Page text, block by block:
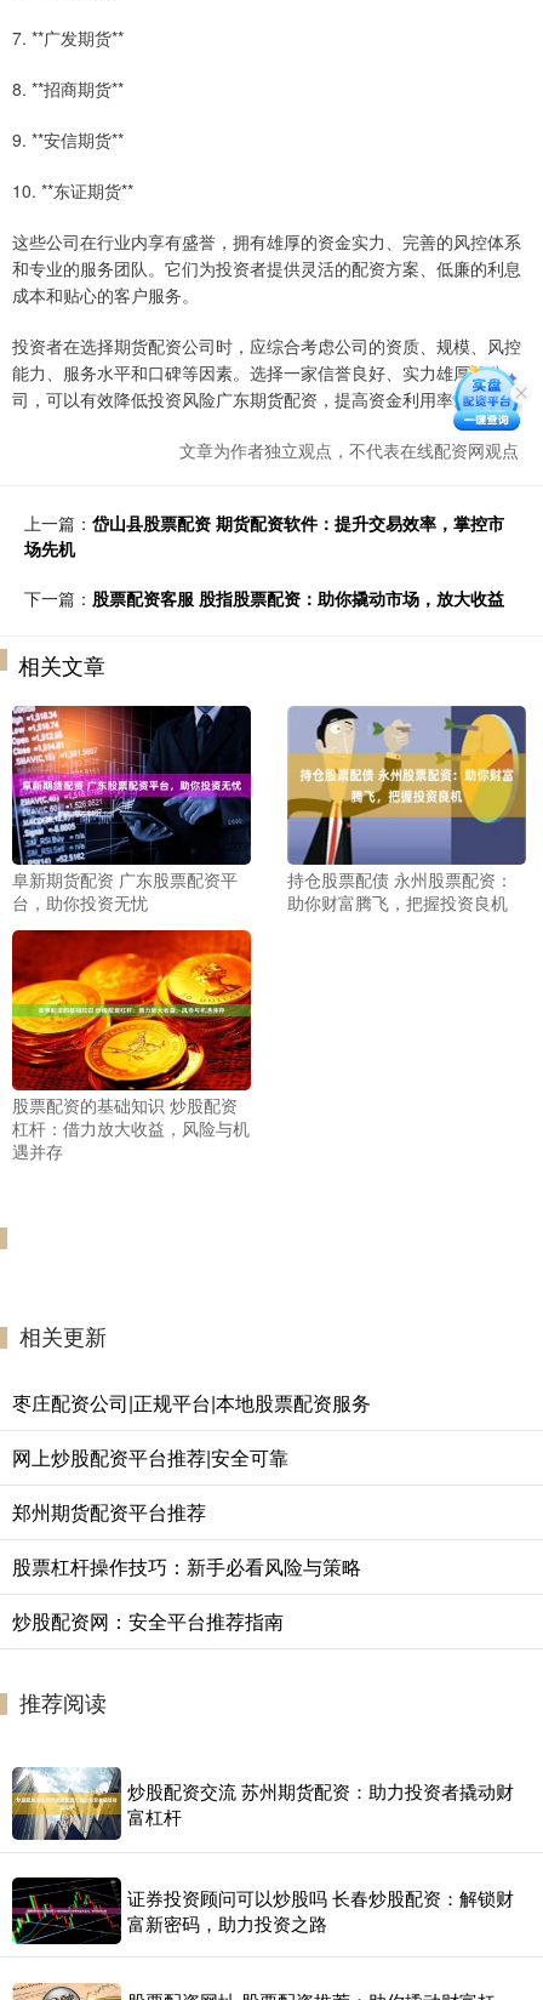
7. **广发期货**
8. **招商期货**
9. **安信期货**
10. **东证期货**
这些公司在行业内享有盛誉，拥有雄厚的资金实力、完善的风控体系
和专业的服务团队。它们为投资者提供灵活的配资方案、低廉的利息
成本和贴心的客户服务。
投资者在选择期货配资公司时，应综合考虑公司的资质、规模、风控
能力、服务水平和口碑等因素。选择一家信誉良好、实力雄厚的公
司，可以有效降低投资风险广东期货配资，提高资金利用率。
文章为作者独立观点，不代表在线配资网观点
上一篇： 岱山县股票配资 期货配资软件：提升交易效率，掌控市
场先机
下一篇： 股票配资客服 股指股票配资：助你撬动市场，放大收益
相关文章
阜新期货配资 广东股票配资平
台，助你投资无忧
持仓股票配债 永州股票配资：
助你财富腾飞，把握投资良机
股票配资的基础知识 炒股配资
杠杆：借力放大收益，风险与机
遇并存
相关更新
枣庄配资公司|正规平台|本地股票配资服务
网上炒股配资平台推荐|安全可靠
郑州期货配资平台推荐
股票杠杆操作技巧：新手必看风险与策略
炒股配资网：安全平台推荐指南
推荐阅读
炒股配资交流 苏州期货配资：助力投资者撬动财
富杠杆
证券投资顾问可以炒股吗 长春炒股配资：解锁财
富新密码，助力投资之路